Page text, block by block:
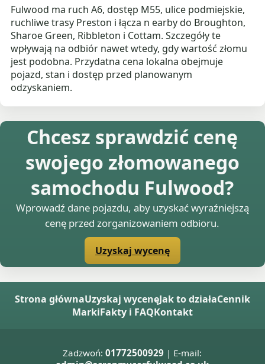
Fulwood ma ruch A6, dostęp M55, ulice podmiejskie,
ruchliwe trasy Preston i łącza n earby do Broughton,
Sharoe Green, Ribbleton i Cottam. Szczegóły te
wpływają na odbiór nawet wtedy, gdy wartość złomu
jest podobna. Przydatna cena lokalna obejmuje
pojazd, stan i dostęp przed planowanym
odzyskaniem.
Chcesz sprawdzić cenę
swojego złomowanego
samochodu Fulwood?
Wprowadź dane pojazdu, aby uzyskać wyraźniejszą
cenę przed zorganizowaniem odbioru.
Uzyskaj wycenę
Strona głównaUzyskaj wycenęJak to działaCennik
MarkiFakty i FAQKontakt
Zadzwoń:01772500929 | E-mail: